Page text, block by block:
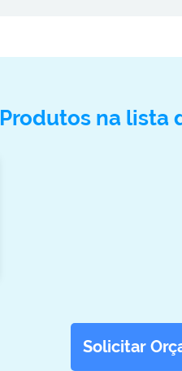
Produtos na lista
Solicitar